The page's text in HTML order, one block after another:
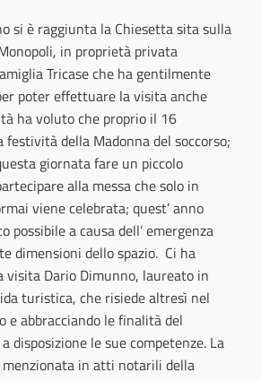
si è raggiunta la Chiesetta sita sulla
in proprietà privata
Tricase che ha gentilmente
poter effettuare la visita anche
ha voluto che proprio il 16
della Madonna del soccorso;
giornata fare un piccolo
alla messa che solo in
viene celebrata; quest’ anno
possibile a causa dell’ emergenza
dimensioni dello spazio. Ci ha
visita Dario Dimunno, laureato in
turistica, che risiede altresì nel
e abbracciando le finalità del
disposizione le sue competenze. La
in atti notarili della